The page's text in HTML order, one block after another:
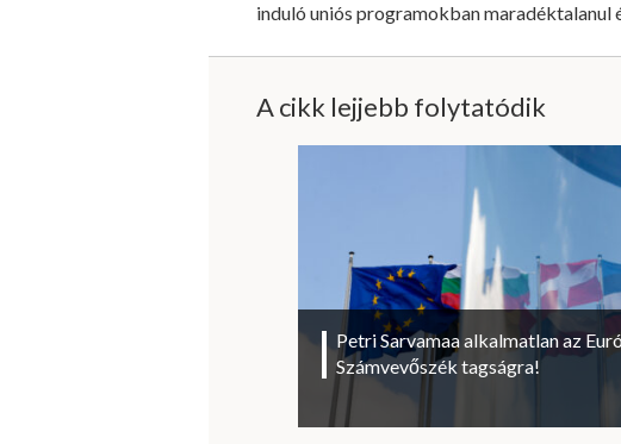
induló uniós programokban maradéktalanul
A cikk lejjebb folytatódik
Petri Sarvamaa alkalmatlan az
Számvevőszék tagságra!